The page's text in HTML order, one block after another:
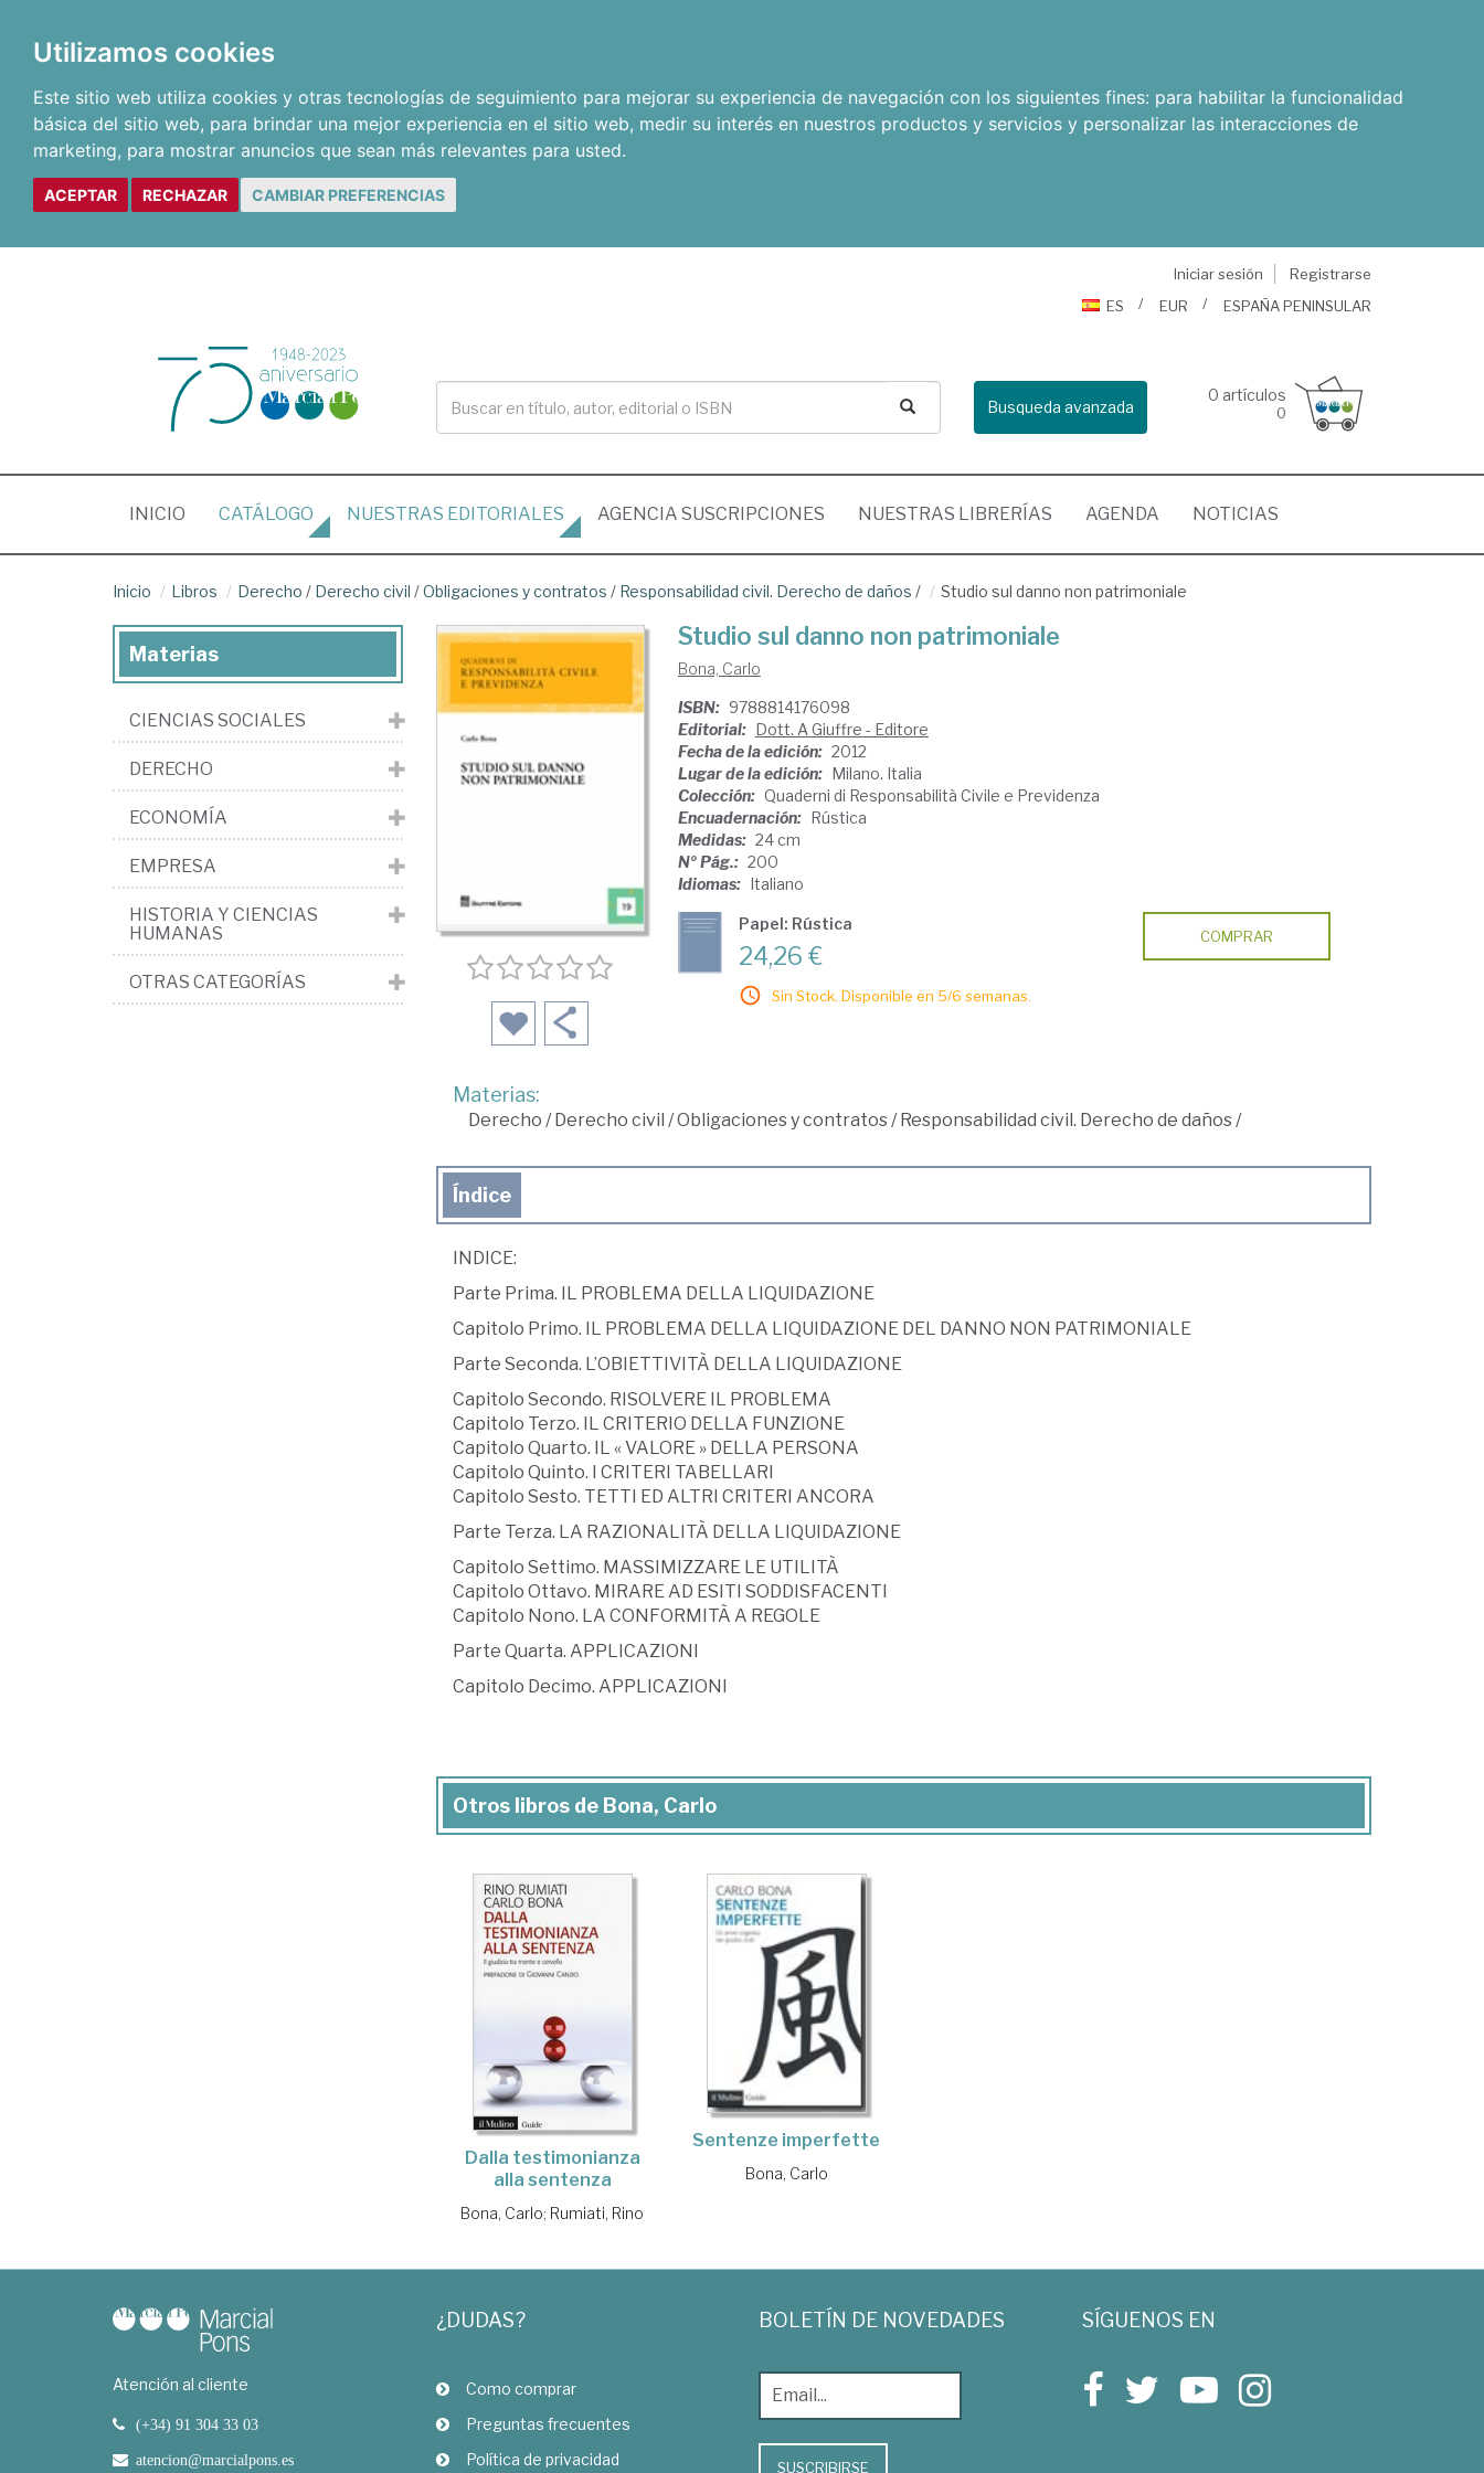
Utilizamos cookies
Este sitio web utiliza cookies y otras tecnologías de seguimiento para mejorar su experiencia de navegación con los siguientes fines: para habilitar la funcionalidad
básica del sitio web, para brindar una mejor experiencia en el sitio web, medir su interés en nuestros productos y servicios y personalizar las interacciones de
marketing, para mostrar anuncios que sean más relevantes para usted.
ACEPTAR RECHAZAR CAMBIAR PREFERENCIAS
Iniciar sesión
Registrarse
ES
EUR ESPAÑA PENINSULAR
Busqueda avanzada
0 artículos
0
INICIO (CURRENT)
CATÁLOGO NUESTRAS EDITORIALES AGENCIA SUSCRIPCIONES NUESTRAS LIBRERÍAS AGENDA NOTICIAS
Inicio Libros Derecho / Derecho civil /Obligaciones y contratos / Responsabilidad civil. Derecho de daños / Studio sul danno non patrimoniale
Studio sul danno non patrimoniale
Bona, Carlo
ISBN: 9788814176098
Editorial: Dott. A Giuffre - Editore
Fecha de la edición: 2012
Lugar de la edición: Milano. Italia
Colección: Quaderni di Responsabilità Civile e Previdenza
Encuadernación: Rústica
Medidas: 24 cm
Nº Pág.: 200
Idiomas: Italiano
Papel: Rústica
24,26 €
Sin Stock. Disponible en 5/6 semanas.
COMPRAR
Materias:
Derecho /Derecho civil /Obligaciones y contratos/Responsabilidad civil. Derecho de daños/
Índice
INDICE:
Parte Prima. IL PROBLEMA DELLA LIQUIDAZIONE
Capitolo Primo. IL PROBLEMA DELLA LIQUIDAZIONE DEL DANNO NON PATRIMONIALE
Parte Seconda. L’OBIETTIVITÀ DELLA LIQUIDAZIONE
Capitolo Secondo. RISOLVERE IL PROBLEMA
Capitolo Terzo. IL CRITERIO DELLA FUNZIONE
Capitolo Quarto. IL « VALORE » DELLA PERSONA
Capitolo Quinto. I CRITERI TABELLARI
Capitolo Sesto. TETTI ED ALTRI CRITERI ANCORA
Parte Terza. LA RAZIONALITÀ DELLA LIQUIDAZIONE
Capitolo Settimo. MASSIMIZZARE LE UTILITÀ
Capitolo Ottavo. MIRARE AD ESITI SODDISFACENTI
Capitolo Nono. LA CONFORMITÀ A REGOLE
Parte Quarta. APPLICAZIONI
Capitolo Decimo. APPLICAZIONI
Otros libros de Bona, Carlo
Dalla testimonianza
alla sentenza
Bona, Carlo; Rumiati, Rino
Sentenze imperfette
Bona, Carlo
Materias
CIENCIAS SOCIALES
DERECHO
ECONOMÍA
EMPRESA
HISTORIA Y CIENCIAS
HUMANAS
OTRAS CATEGORÍAS
Atención al cliente
(+34) 91 304 33 03
atencion@marcialpons.es
¿DUDAS?
Como comprar
Preguntas frecuentes
Política de privacidad
BOLETÍN DE NOVEDADES
SUSCRIBIRSE
SÍGUENOS EN